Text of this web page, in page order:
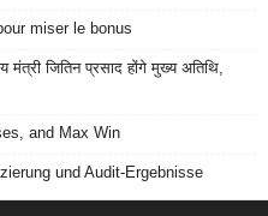
miser le bonus
जितिन प्रसाद होंगे मुख्य अतिथि,
and Max Win
und Audit-Ergebnisse